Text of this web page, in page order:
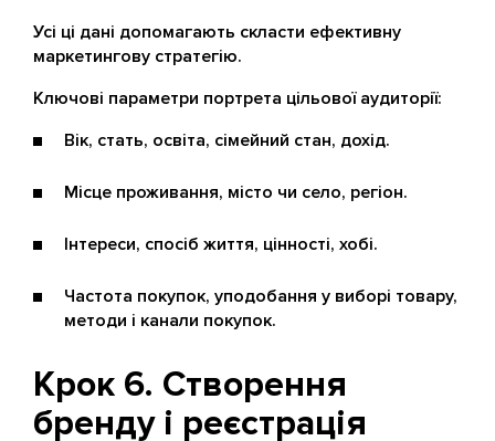
Усі ці дані допомагають скласти ефективну
маркетингову стратегію.
Ключові параметри портрета цільової аудиторії:
Вік, стать, освіта, сімейний стан, дохід.
Місце проживання, місто чи село, регіон.
Інтереси, спосіб життя, цінності, хобі.
Частота покупок, уподобання у виборі товару,
методи і канали покупок.
Крок 6. Створення
бренду і реєстрація